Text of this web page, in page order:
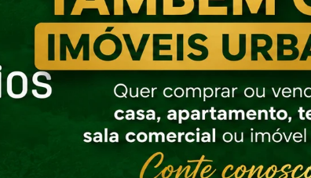
10 Km BR 470
23 KM Apiúna.
30 KM Rio do Sul.
50 KM Indaial.
60 KM Timbó.
76 KM Blumenau.
130 KM Itajaí.
160 KM Joinville.
222 KM Florianópolis.